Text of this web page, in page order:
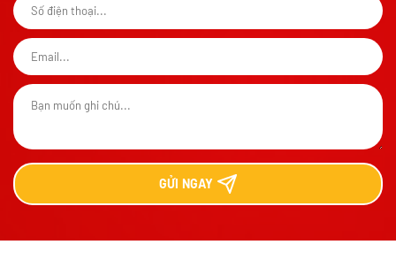
GỬI NGAY